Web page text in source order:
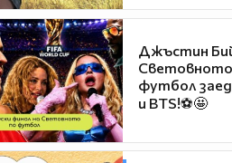
Джъстин
футбол
и BTS!⚽🤩